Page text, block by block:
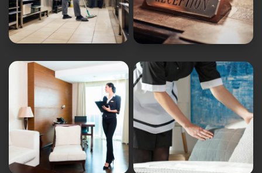
Steward

Quality
Recepcionista

Camarero/a de
pisos